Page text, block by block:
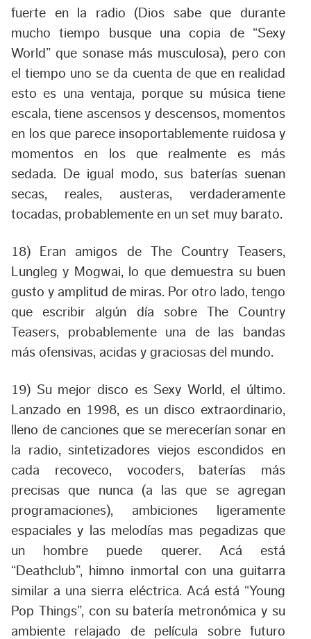
fuerte en la radio (Dios sabe que durante
mucho tiempo busque una copia de “Sexy
World” que sonase más musculosa), pero con
el tiempo uno se da cuenta de que en realidad
esto es una ventaja, porque su música tiene
escala, tiene ascensos y descensos, momentos
en los que parece insoportablemente ruidosa y
momentos en los que realmente es más
sedada. De igual modo, sus baterías suenan
secas, reales, austeras, verdaderamente
tocadas, probablemente en un set muy barato.
18) Eran amigos de The Country Teasers,
Lungleg y Mogwai, lo que demuestra su buen
gusto y amplitud de miras. Por otro lado, tengo
que escribir algún día sobre The Country
Teasers, probablemente una de las bandas
más ofensivas, acidas y graciosas del mundo.
19) Su mejor disco es Sexy World , el último.
Lanzado en 1998, es un disco extraordinario,
lleno de canciones que se merecerían sonar en
la radio, sintetizadores viejos escondidos en
cada recoveco, vocoders, baterías más
precisas que nunca (a las que se agregan
programaciones), ambiciones ligeramente
espaciales y las melodías mas pegadizas que
un hombre puede querer. Acá está
“Deathclub”, himno inmortal con una guitarra
similar a una sierra eléctrica. Acá está “Young
Pop Things”, con su batería metronómica y su
ambiente relajado de película sobre futuro